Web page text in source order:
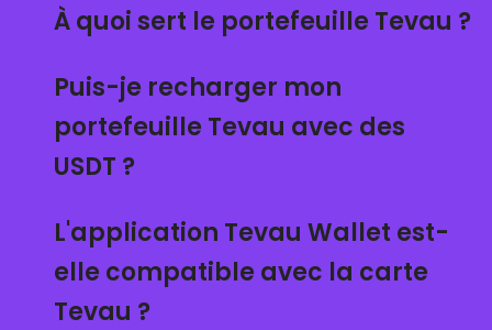
À quoi sert le portefeuille Tevau ?
Puis-je recharger mon
portefeuille Tevau avec des
USDT ?
L'application Tevau Wallet est-
elle compatible avec la carte
Tevau ?